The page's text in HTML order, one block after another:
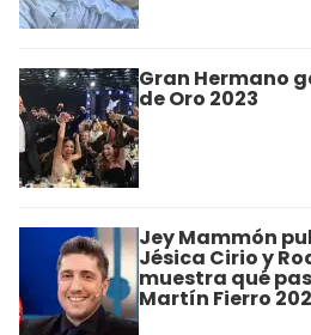
Gran Hermano
de Oro 2023
Jey Mammón
Jésica Cirio y
muestra qué
Martín Fierro